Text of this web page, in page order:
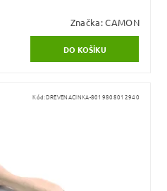
Značka:CAMON
Kód:DREVENACINKA-8019808012940